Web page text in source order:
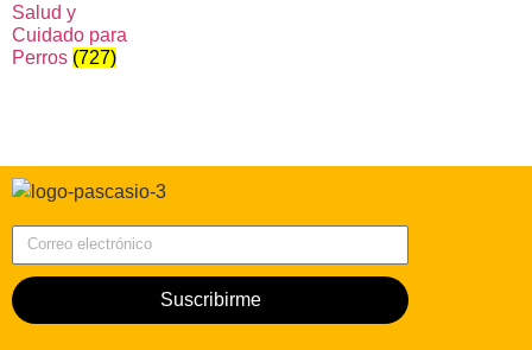
Salud y
Cuidado para
Perros (727)
Suscribirme